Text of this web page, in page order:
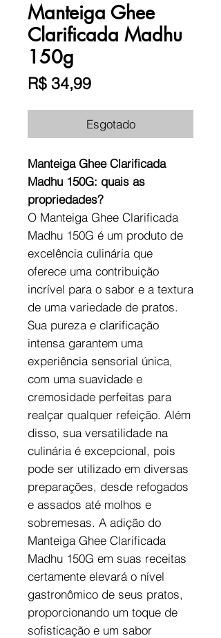
Manteiga Ghee
Clarificada Madhu
150g
R$ 34,99Preço
Esgotado
Manteiga Ghee Clarificada
Madhu 150G: quais as
propriedades?
O Manteiga Ghee Clarificada
Madhu 150G é um produto de
excelência culinária que
oferece uma contribuição
incrível para o sabor e a textura
de uma variedade de pratos.
Sua pureza e clarificação
intensa garantem uma
experiência sensorial única,
com uma suavidade e
cremosidade perfeitas para
realçar qualquer refeição. Além
disso, sua versatilidade na
culinária é excepcional, pois
pode ser utilizado em diversas
preparações, desde refogados
e assados até molhos e
sobremesas. A adição do
Manteiga Ghee Clarificada
Madhu 150G em suas receitas
certamente elevará o nível
gastronômico de seus pratos,
proporcionando um toque de
sofisticação e um sabor